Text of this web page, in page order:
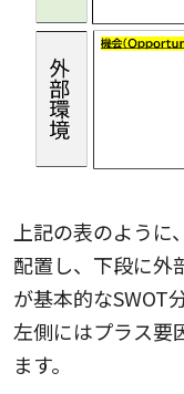
上記の表のよう
配置し、下段に外
が基本的なSWOT
左側にはプラス要
ます。